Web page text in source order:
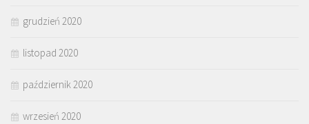
grudzień 2020
listopad 2020
październik 2020
wrzesień 2020